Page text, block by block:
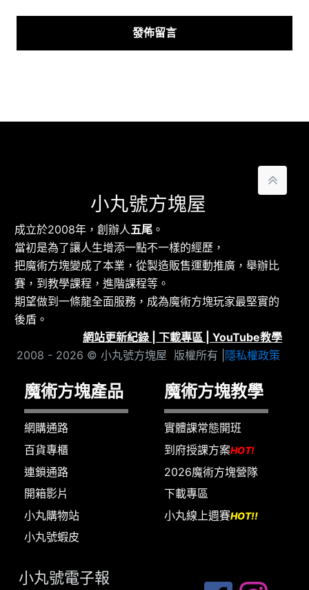
小丸號方塊屋
成立於2008年，創辦人 五尾 。
當初是為了讓人生增添一點不一樣的經歷，
把魔術方塊變成了本業，從製造販售運動推廣，舉辦比
賽，到教學課程，進階課程等。
期望做到一條龍全面服務，成為魔術方塊玩家最堅實的
後盾。
網站更新紀錄
下載專區
YouTube教學
2008 - 2026 © 小丸號方塊屋 版權所有 | 隱私權政策
魔術方塊產品
網購通路
百貨專櫃
連鎖通路
開箱影片
小丸購物站
小丸號蝦皮
魔術方塊教學
實體課常態開班
到府授課方案HOT!
2026魔術方塊營隊
下載專區
小丸線上週賽HOT!!
小丸號電子報